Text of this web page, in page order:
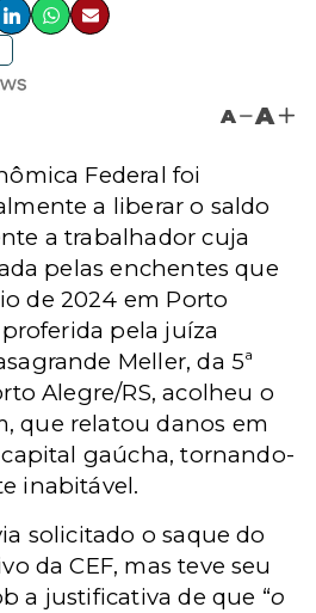
A A
Federal foi
a liberar o saldo
a trabalhador cuja
pelas enchentes que
de 2024 em Porto
pela juíza
Meller, da 5ª
Alegre/RS, acolheu o
que relatou danos em
gaúcha, tornando-
inabitável.
solicitado o saque do
da CEF, mas teve seu
a justificativa de que “o